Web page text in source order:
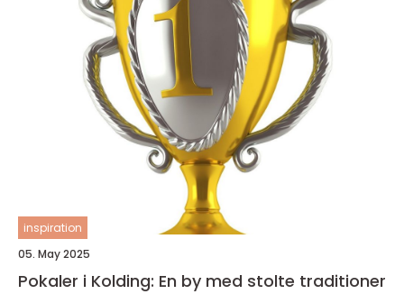
inspiration
05. May 2025
Pokaler i Kolding: En by med stolte traditioner